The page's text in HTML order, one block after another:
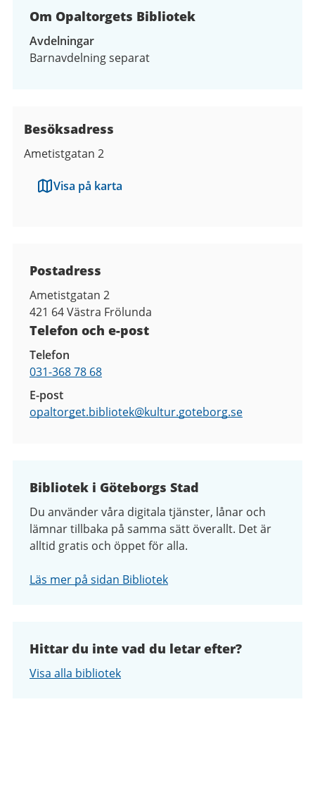
Om Opaltorgets Bibliotek
Avdelningar
Barnavdelning separat
Besöksadress
Ametistgatan 2
Visa på karta
Postadress
Ametistgatan 2
421 64Västra Frölunda
Telefon och e-post
Telefon
031-368 78 68
E-post
opaltorget.bibliotek@kultur.goteborg.se
Bibliotek i Göteborgs Stad
Du använder våra digitala tjänster, lånar och
lämnar tillbaka på samma sätt överallt. Det är
alltid gratis och öppet för alla.
Läs mer på sidan Bibliotek
Hittar du inte vad du letar efter?
Visa alla bibliotek